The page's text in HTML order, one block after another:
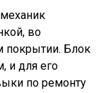
во
покрытии. Блок
и для его
по ремонту